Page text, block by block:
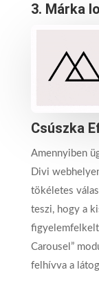
3. Márka
Csúszka
Amennyiben
Divi
tökéletes
teszi, hogy a
Carousel”
felhívva a